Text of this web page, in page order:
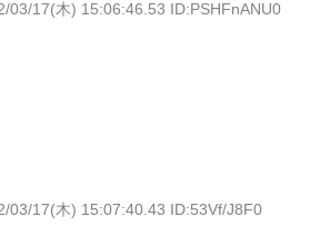
03/17(木) 15:06:46.53 ID:PSHFnANU0
03/17(木) 15:07:40.43 ID:53Vf/J8F0